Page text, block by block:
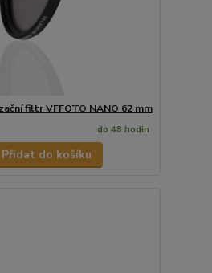
filtr VFFOTO NANO 62 mm
do 48 hodin
Přidat do košíku